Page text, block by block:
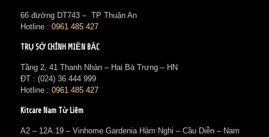
66 đường DT743 – TP Thuận An
Hotline : 0961 485 427
TRỤ SỞ CHÍNH MIỀN BẮC
Tầng 2, 41 Thanh Nhàn – Hai Bà Trưng – HN
ĐT : (024) 36 444 999
Hotline : 0961 485 427
Kitcare Nam Từ Liêm
A2 – 12A.19 – Vinhome Gardenia Hàm Nghi – Cầu Diễn – Nam